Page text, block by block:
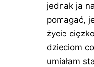
jednak ja
pomagać,
życie
dzieciom
umiałam